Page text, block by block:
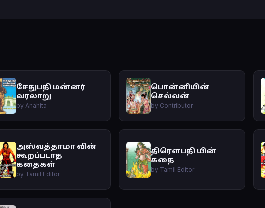
சேதுபதி மன்னர்
வரலாறு
by Anahita
பொன்னியின்
செல்வன்
by Contributor
அஸ்வத்தாமா வின்
கூறப்படாத
கதைகள்
by Tamil Editor
திரௌபதி யின்
கதை
by Tamil Editor